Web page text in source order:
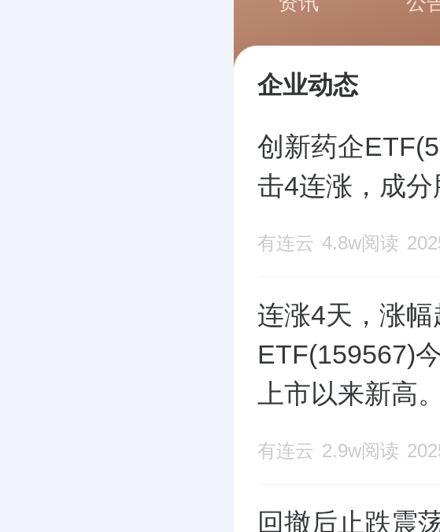
企业动态
创新药企
击4连涨，成
有连云 4.8w阅读
连涨4天，涨
ETF(159567)
上市以来新高
有连云 2.9w阅读
回撤后止跌震